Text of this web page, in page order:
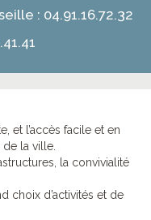
: 04.91.16.72.32
et l’accès facile et en
la ville.
la convivialité
choix d’activités et de